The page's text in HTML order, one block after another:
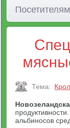
Посетителям
Тема:
альбиносов